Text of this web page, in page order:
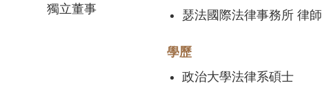
獨立董事
瑟法國際法律事務所 律師
學歷
政治大學法律系碩士